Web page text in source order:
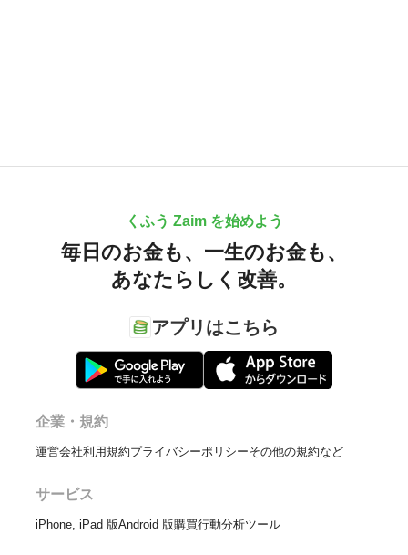
くふう Zaim を始めよう
毎日のお金も、 一生のお金も、
あなたらしく改善。
アプリはこちら
企業・規約
運営会社利用規約プライバシーポリシーその他の規約など
サービス
iPhone, iPad 版Android 版購買行動分析ツール